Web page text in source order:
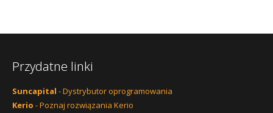
Przydatne linki
Suncapital - Dystrybutor oprogramowania
Kerio - Poznaj rozwiązania Kerio